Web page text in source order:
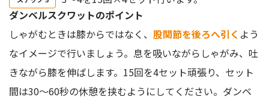
ダンベルスクワットのポイント
しゃがむときは膝からではなく、 股関節を後ろへ引く よう
なイメージで行いましょう。息を吸いながらしゃがみ、吐
きながら膝を伸ばします。15回を4セット頑張り、セット
間は30〜60秒の休憩を挟むようにしてください。ダンベ